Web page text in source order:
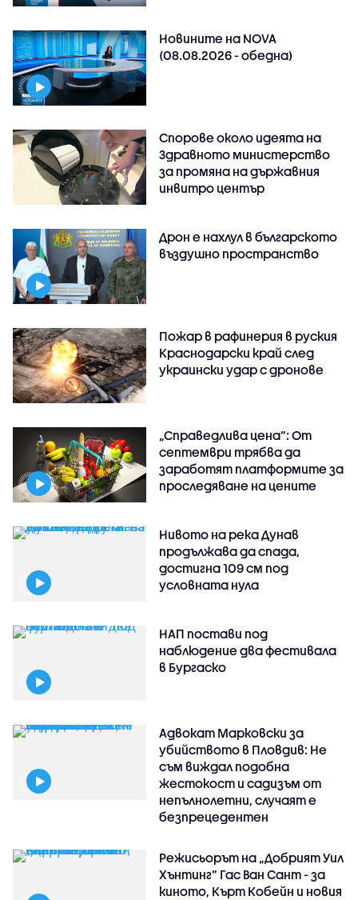
Новините на NOVA
(08.08.2026 - обедна)
Спорове около идеята на
Здравното министерство
за промяна на държавния
инвитро център
Дрон е нахлул в българското
въздушно пространство
Пожар в рафинерия в руския
Краснодарски край след
украински удар с дронове
„Справедлива цена“: От
септември трябва да
заработят платформите за
проследяване на цените
Нивото на река Дунав
продължава да спада,
достигна 109 см под
условната нула
НАП постави под
наблюдение два фестивала
в Бургаско
Адвокат Марковски за
убийството в Пловдив: Не
съм виждал подобна
жестокост и садизъм от
непълнолетни, случаят е
безпрецедентен
Режисьорът на „Добрият Уил
Хънтинг“ Гас Ван Сант - за
киното, Кърт Кобейн и новия